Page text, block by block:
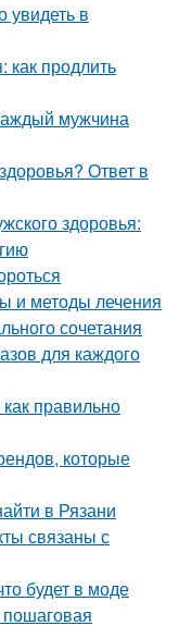
увидеть в
как продлить
мужчина
Ответ в
здоровья:
и методы лечения
сочетания
для каждого
правильно
которые
в Рязани
связаны с
будет в моде
пошаговая